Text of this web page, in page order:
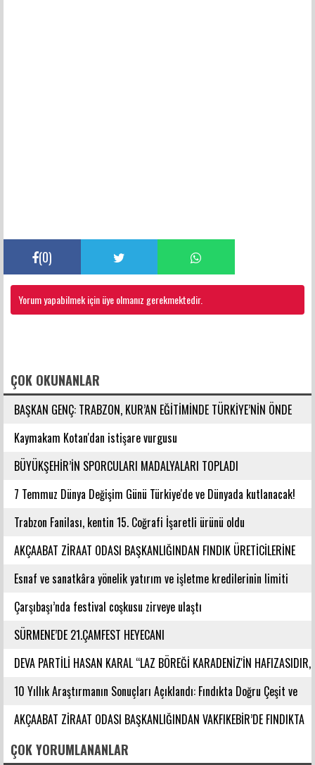
(0)
Yorum yapabilmek için üye olmanız gerekmektedir.
ÇOK OKUNANLAR
BAŞKAN GENÇ: TRABZON, KUR’AN EĞİTİMİNDE TÜRKİYE’NİN ÖNDE
GELEN ŞEHİRLERİNDENDİR
Kaymakam Kotan'dan istişare vurgusu
BÜYÜKŞEHİR’İN SPORCULARI MADALYALARI TOPLADI
7 Temmuz Dünya Değişim Günü Türkiye'de ve Dünyada kutlanacak!
Trabzon Fanilası, kentin 15. Coğrafi İşaretli ürünü oldu
AKÇAABAT ZİRAAT ODASI BAŞKANLIĞINDAN FINDIK ÜRETİCİLERİNE
AĞUSTOS AYI İÇİN UYARI!
Esnaf ve sanatkâra yönelik yatırım ve işletme kredilerinin limiti
artırıldı
Çarşıbaşı’nda festival coşkusu zirveye ulaştı
SÜRMENE’DE 21.ÇAMFEST HEYECANI
DEVA PARTİLİ HASAN KARAL “LAZ BÖREĞİ KARADENİZ'İN HAFIZASIDIR,
KİMLİĞİ DEĞİŞTİRİLEMEZ”
10 Yıllık Araştırmanın Sonuçları Açıklandı: Fındıkta Doğru Çeşit ve
Rakım Belirlendi
AKÇAABAT ZİRAAT ODASI BAŞKANLIĞINDAN VAKFIKEBİR’DE FINDIKTA
BAHÇE GÜNÜ ETKİNLİĞİNE KATILIM
ÇOK YORUMLANANLAR